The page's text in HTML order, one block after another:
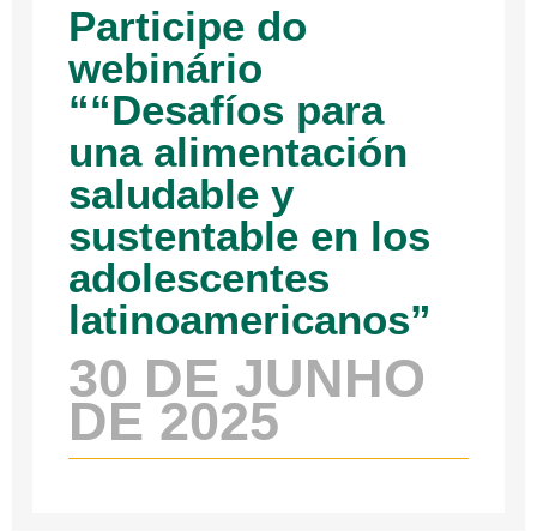
Participe do
webinário
““Desafíos para
una alimentación
saludable y
sustentable en los
adolescentes
latinoamericanos”
30 DE JUNHO
DE 2025